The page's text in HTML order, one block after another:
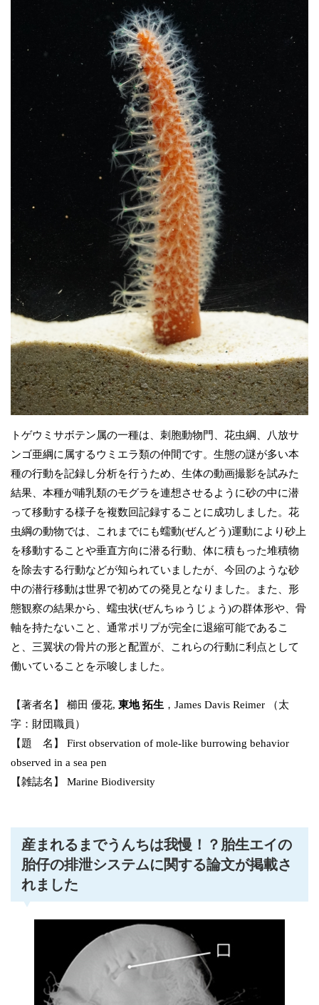
トゲウミサボテン属の一種は、刺胞動物門、花虫綱、八放サ
ンゴ亜綱に属するウミエラ類の仲間です。生態の謎が多い本
種の行動を記録し分析を行うため、生体の動画撮影を試みた
結果、本種が哺乳類のモグラを連想させるように砂の中に潜
って移動する様子を複数回記録することに成功しました。花
虫綱の動物では、これまでにも蠕動(ぜんどう)運動により砂上
を移動することや垂直方向に潜る行動、体に積もった堆積物
を除去する行動などが知られていましたが、今回のような砂
中の潜行移動は世界で初めての発見となりました。また、形
態観察の結果から、蠕虫状(ぜんちゅうじょう)の群体形や、骨
軸を持たないこと、通常ポリプが完全に退縮可能であるこ
と、三翼状の骨片の形と配置が、これらの行動に利点として
働いていることを示唆しました。
【著者名】 櫛田 優花, 東地 拓生 ，James Davis Reimer （太
字：財団職員）
【題 名】 First observation of mole-like burrowing behavior
observed in a sea pen
【雑誌名】 Marine Biodiversity
産まれるまでうんちは我慢！？胎生エイの
胎仔の排泄システムに関する論文が掲載さ
れました